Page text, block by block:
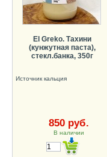
El Greko. Тахини
(кунжутная паста),
стекл.банка, 350г
Источник кальция
850 руб.
В наличии